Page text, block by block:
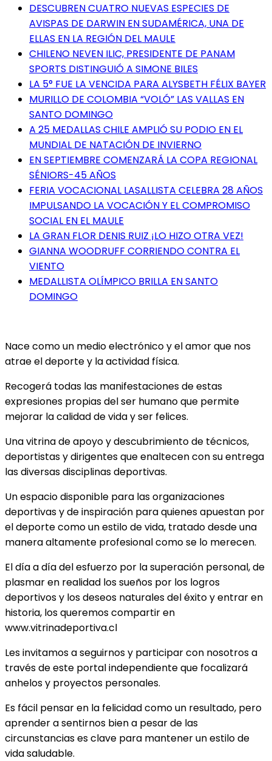
DESCUBREN CUATRO NUEVAS ESPECIES DE
AVISPAS DE DARWIN EN SUDAMÉRICA, UNA DE
ELLAS EN LA REGIÓN DEL MAULE
CHILENO NEVEN ILIC, PRESIDENTE DE PANAM
SPORTS DISTINGUIÓ A SIMONE BILES
LA 5° FUE LA VENCIDA PARA ALYSBETH FÉLIX BAYER
MURILLO DE COLOMBIA “VOLÓ” LAS VALLAS EN
SANTO DOMINGO
A 25 MEDALLAS CHILE AMPLIÓ SU PODIO EN EL
MUNDIAL DE NATACIÓN DE INVIERNO
EN SEPTIEMBRE COMENZARÁ LA COPA REGIONAL
SÉNIORS-45 AÑOS
FERIA VOCACIONAL LASALLISTA CELEBRA 28 AÑOS
IMPULSANDO LA VOCACIÓN Y EL COMPROMISO
SOCIAL EN EL MAULE
LA GRAN FLOR DENIS RUIZ ¡LO HIZO OTRA VEZ!
GIANNA WOODRUFF CORRIENDO CONTRA EL
VIENTO
MEDALLISTA OLÍMPICO BRILLA EN SANTO
DOMINGO
Nace como un medio electrónico y el amor que nos
atrae el deporte y la actividad física.
Recogerá todas las manifestaciones de estas
expresiones propias del ser humano que permite
mejorar la calidad de vida y ser felices.
Una vitrina de apoyo y descubrimiento de técnicos,
deportistas y dirigentes que enaltecen con su entrega
las diversas disciplinas deportivas.
Un espacio disponible para las organizaciones
deportivas y de inspiración para quienes apuestan por
el deporte como un estilo de vida, tratado desde una
manera altamente profesional como se lo merecen.
El día a día del esfuerzo por la superación personal, de
plasmar en realidad los sueños por los logros
deportivos y los deseos naturales del éxito y entrar en
historia, los queremos compartir en
www.vitrinadeportiva.cl
Les invitamos a seguirnos y participar con nosotros a
través de este portal independiente que focalizará
anhelos y proyectos personales.
Es fácil pensar en la felicidad como un resultado, pero
aprender a sentirnos bien a pesar de las
circunstancias es clave para mantener un estilo de
vida saludable.